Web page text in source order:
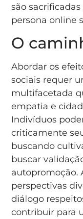
são
persona online
O
Abordar os
sociais requer
multifacetada
empatia e
Indivíduos
criticamente
buscando
buscar
autopromoção.
perspectivas
diálogo
contribuir para